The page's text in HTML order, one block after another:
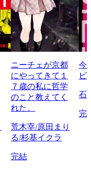
ニーチェが京都
にやってきて１
７歳の私に哲学
のこと教えてく
れた。
荒木宰/原田まり
る/杉基イクラ
完結
今
ビ
石
完